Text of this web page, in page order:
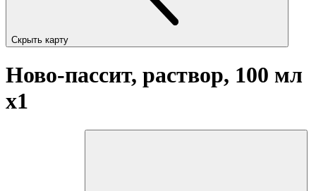
Скрыть карту
Ново-пассит, раствор, 100 мл
x1